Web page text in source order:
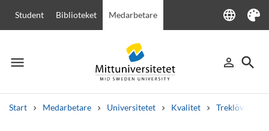
Student Biblioteket Medarbetare language
Language
Tema
menu
Meny person_outline
Logga in
search
Sök
Start Medarbetare Universitetet Kvalitet Treklövern